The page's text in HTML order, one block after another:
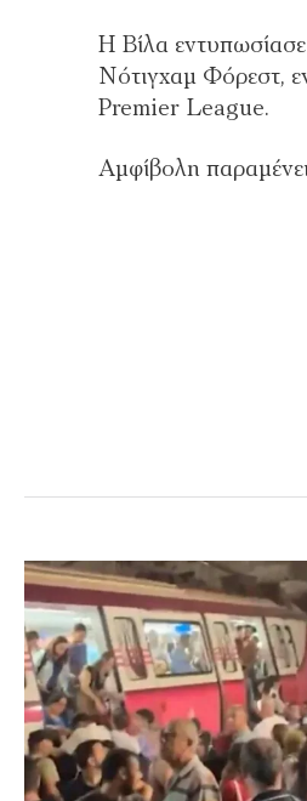
Η Βίλα
Νότιγχαμ Φόρεστ,
Premier League.
Αμφίβολη